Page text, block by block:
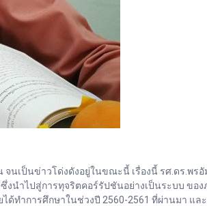
จนเป็นข่าวโด่งดังอยู่ในขณะนี้ เรื่องนี้ รศ.ดร.พร
งนำไปสู่การทุจริตคอร์รัปชันอย่างเป็นระบบ ของ
ด้ทำการศึกษาในช่วงปี 2560-2561 ที่ผ่านมา แล